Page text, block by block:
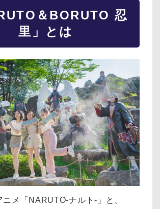
＆BORUTO 忍
里」とは
ニメ「NARUTO-ナルト-」と、